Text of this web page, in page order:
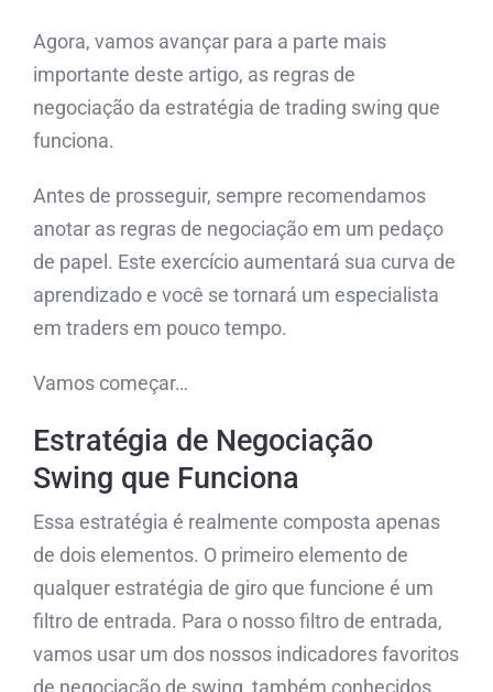
Agora, vamos avançar para a parte mais
importante deste artigo, as regras de
negociação da estratégia de trading swing que
funciona.
Antes de prosseguir, sempre recomendamos
anotar as regras de negociação em um pedaço
de papel. Este exercício aumentará sua curva de
aprendizado e você se tornará um especialista
em traders em pouco tempo.
Vamos começar…
Estratégia de Negociação
Swing que Funciona
Essa estratégia é realmente composta apenas
de dois elementos. O primeiro elemento de
qualquer estratégia de giro que funcione é um
filtro de entrada. Para o nosso filtro de entrada,
vamos usar um dos nossos indicadores favoritos